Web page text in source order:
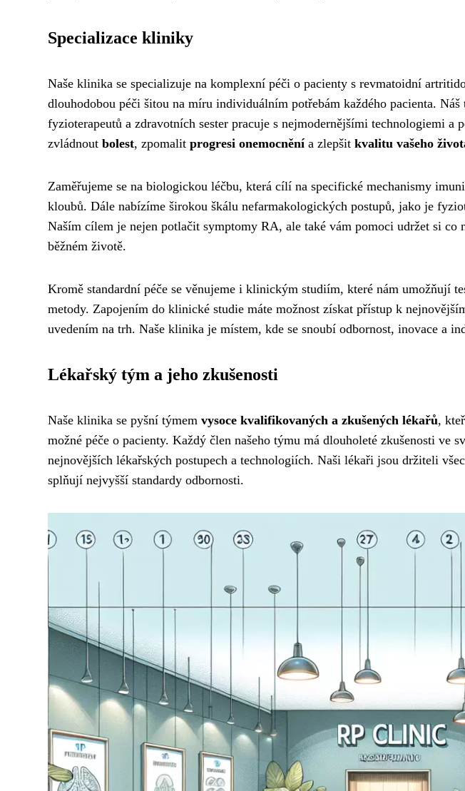
Specializace kliniky
Naše klinika se specializuje na komplexní péči o pacienty s revmatoidní
dlouhodobou péči šitou na míru individuálním potřebám každého pacienta.
fyzioterapeutů a zdravotních sester pracuje s nejmodernějšími technologiemi a
zvládnout bolest, zpomalit progresi onemocněnía zlepšit kvalitu vašeho
Zaměřujeme se na biologickou léčbu, která cílí na specifické mechanismy
kloubů. Dále nabízíme širokou škálu nefarmakologických postupů, jako je
Naším cílem je nejen potlačit symptomy RA, ale také vám pomoci udržet si co
běžném životě.
Kromě standardní péče se věnujeme i klinickým studiím, které nám umožňují
metody. Zapojením do klinické studie máte možnost získat přístup k
uvedením na trh. Naše klinika je místem, kde se snoubí odbornost, inovace a
Lékařský tým a jeho zkušenosti
Naše klinika se pyšní týmem vysoce kvalifikovaných a zkušených lékařů,
možné péče o pacienty. Každý člen našeho týmu má dlouholeté zkušenosti ve
nejnovějších lékařských postupech a technologiích. Naši lékaři jsou držiteli
splňují nejvyšší standardy odbornosti.